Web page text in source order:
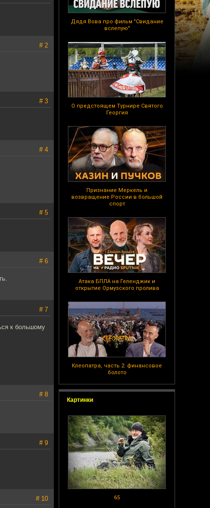
Дядя Вова про фильм "Свидание
вслепую"
О предстоящем Турнире Святого
Георгия
Признание Меркель и
возвращение России в большой
спорт
Атака БПЛА на Геленджик и
открытие Ормузского пролива
Клеопатра, часть 2: финансовое
болото
Картинки
65
# 2
# 3
# 4
# 5
# 6
# 7
к большому
# 8
# 9
# 10